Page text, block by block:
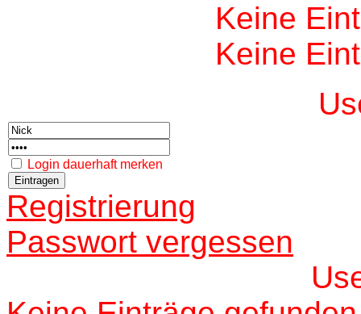
Keine
Keine
Login dauerhaft merken
Registrierung
Passwort vergessen